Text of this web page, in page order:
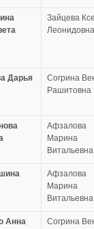
Зайцева
Леонидовна
Дарья
Согрина
Рашитовна
Афзалова
Марина
Витальевна
Афзалова
Марина
Витальевна
Анна
Согрина